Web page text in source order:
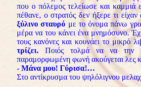
που ο πόλεμος τελείωσε και καμμιά
πέθανε, ο στρατός δεν ήξερε τι είχαν
ξύλινο σταυρό με το όνομα πάνω
μέρα να του κάνει ένα μνημόσυνο.
τους κανόνες και κουνάει το μικρό
τρίζει. Ποιός τολμά να να την
παραμορφωμένη φωνή ακούγεται λες
- Μάνα μου! Γύρισα!…
Στο αντίκρυσμα του ψηλόλιγνου